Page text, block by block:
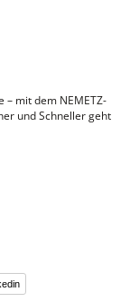
mit dem NEMETZ-
und Schneller geht